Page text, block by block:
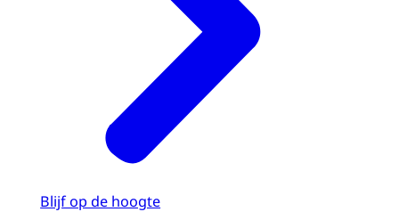
Blijf op de hoogte